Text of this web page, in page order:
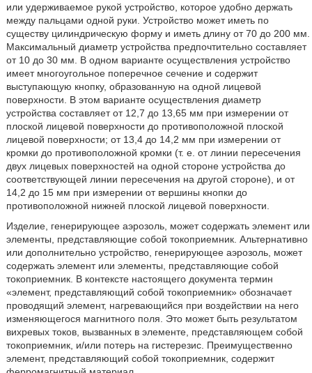
или удерживаемое рукой устройство, которое удобно держать
между пальцами одной руки. Устройство может иметь по
существу цилиндрическую форму и иметь длину от 70 до 200 мм.
Максимальный диаметр устройства предпочтительно составляет
от 10 до 30 мм. В одном варианте осуществления устройство
имеет многоугольное поперечное сечение и содержит
выступающую кнопку, образованную на одной лицевой
поверхности. В этом варианте осуществления диаметр
устройства составляет от 12,7 до 13,65 мм при измерении от
плоской лицевой поверхности до противоположной плоской
лицевой поверхности; от 13,4 до 14,2 мм при измерении от
кромки до противоположной кромки (т. е. от линии пересечения
двух лицевых поверхностей на одной стороне устройства до
соответствующей линии пересечения на другой стороне), и от
14,2 до 15 мм при измерении от вершины кнопки до
противоположной нижней плоской лицевой поверхности.
Изделие, генерирующее аэрозоль, может содержать элемент или
элементы, представляющие собой токоприемник. Альтернативно
или дополнительно устройство, генерирующее аэрозоль, может
содержать элемент или элементы, представляющие собой
токоприемник. В контексте настоящего документа термин
«элемент, представляющий собой токоприемник» обозначает
проводящий элемент, нагревающийся при воздействии на него
изменяющегося магнитного поля. Это может быть результатом
вихревых токов, вызванных в элементе, представляющем собой
токоприемник, и/или потерь на гистерезис. Преимущественно
элемент, представляющий собой токоприемник, содержит